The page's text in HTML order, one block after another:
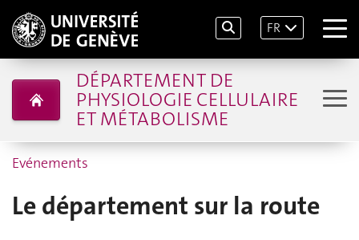
FR
DÉPARTEMENT DE
PHYSIOLOGIE CELLULAIRE
ET MÉTABOLISME
Evénements
Le département sur la route